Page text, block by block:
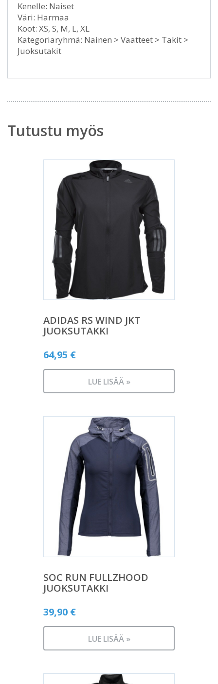
Kenelle: Naiset
Väri: Harmaa
Koot: XS, S, M, L, XL
Kategoriaryhmä: Nainen > Vaatteet > Takit >
Juoksutakit
Tutustu myös
ADIDAS RS WIND JKT
JUOKSUTAKKI
64,95 €
LUE LISÄÄ »
SOC RUN FULLZHOOD
JUOKSUTAKKI
39,90 €
LUE LISÄÄ »